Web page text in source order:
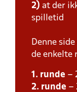
2) at der
spilletid
Denne
de enkelte
1. runde –
2. runde –